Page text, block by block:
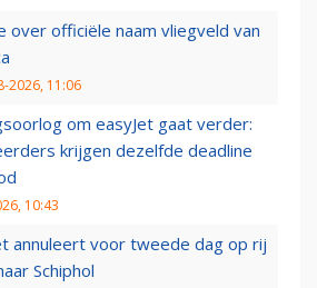
over officiële naam vliegveld van
2026, 11:06
om easyJet gaat verder:
krijgen dezelfde deadline
10:43
annuleert voor tweede dag op rij
Schiphol